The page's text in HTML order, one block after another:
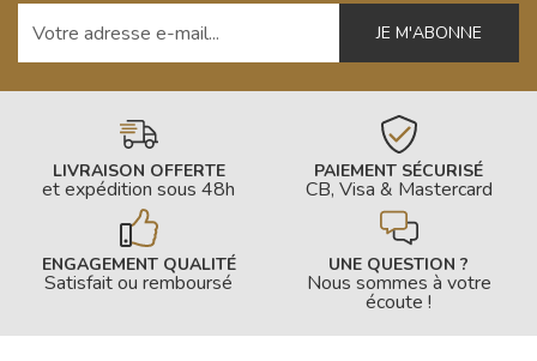
LIVRAISON OFFERTE
et expédition sous 48h
PAIEMENT SÉCURISÉ
CB, Visa & Mastercard
ENGAGEMENT QUALITÉ
Satisfait ou remboursé
UNE QUESTION ?
Nous sommes à votre
écoute !